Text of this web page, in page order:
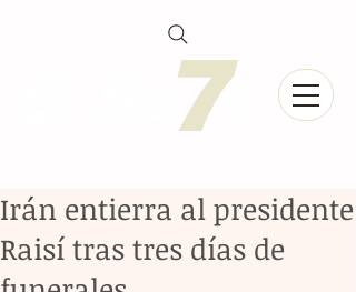
Irán entierra al presidente
Raisí tras tres días de